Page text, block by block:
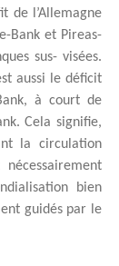
de l’Allemagne
Bank et Pireas-
sus- visées.
aussi le déficit
à court de
Cela signifie,
la circulation
bien
guidés par le